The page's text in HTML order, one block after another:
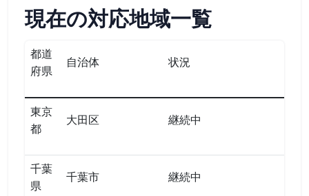
現在の対応地域一覧
都道
府県
自治体 状況
東京
都
大田区 継続中
千葉
県
千葉市 継続中